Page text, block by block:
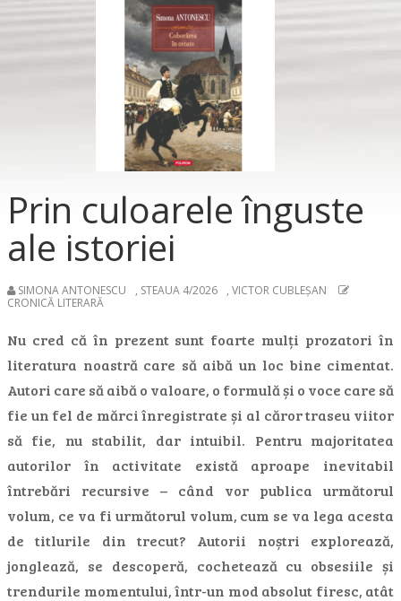
Prin culoarele înguste
ale istoriei
SIMONA ANTONESCU , STEAUA 4/2026 , VICTOR CUBLEȘAN
CRONICĂ LITERARĂ
Nu cred că în prezent sunt foarte mulți prozatori în
literatura noastră care să aibă un loc bine cimentat.
Autori care să aibă o valoare, o formulă și o voce care să
fie un fel de mărci înregistrate și al căror traseu viitor
să fie, nu stabilit, dar intuibil. Pentru majoritatea
autorilor în activitate există aproape inevitabil
întrebări recursive – când vor publica următorul
volum, ce va fi următorul volum, cum se va lega acesta
de titlurile din trecut? Autorii noștri explorează,
jonglează, se descoperă, cochetează cu obsesiile și
trendurile momentului, într-un mod absolut firesc, atât